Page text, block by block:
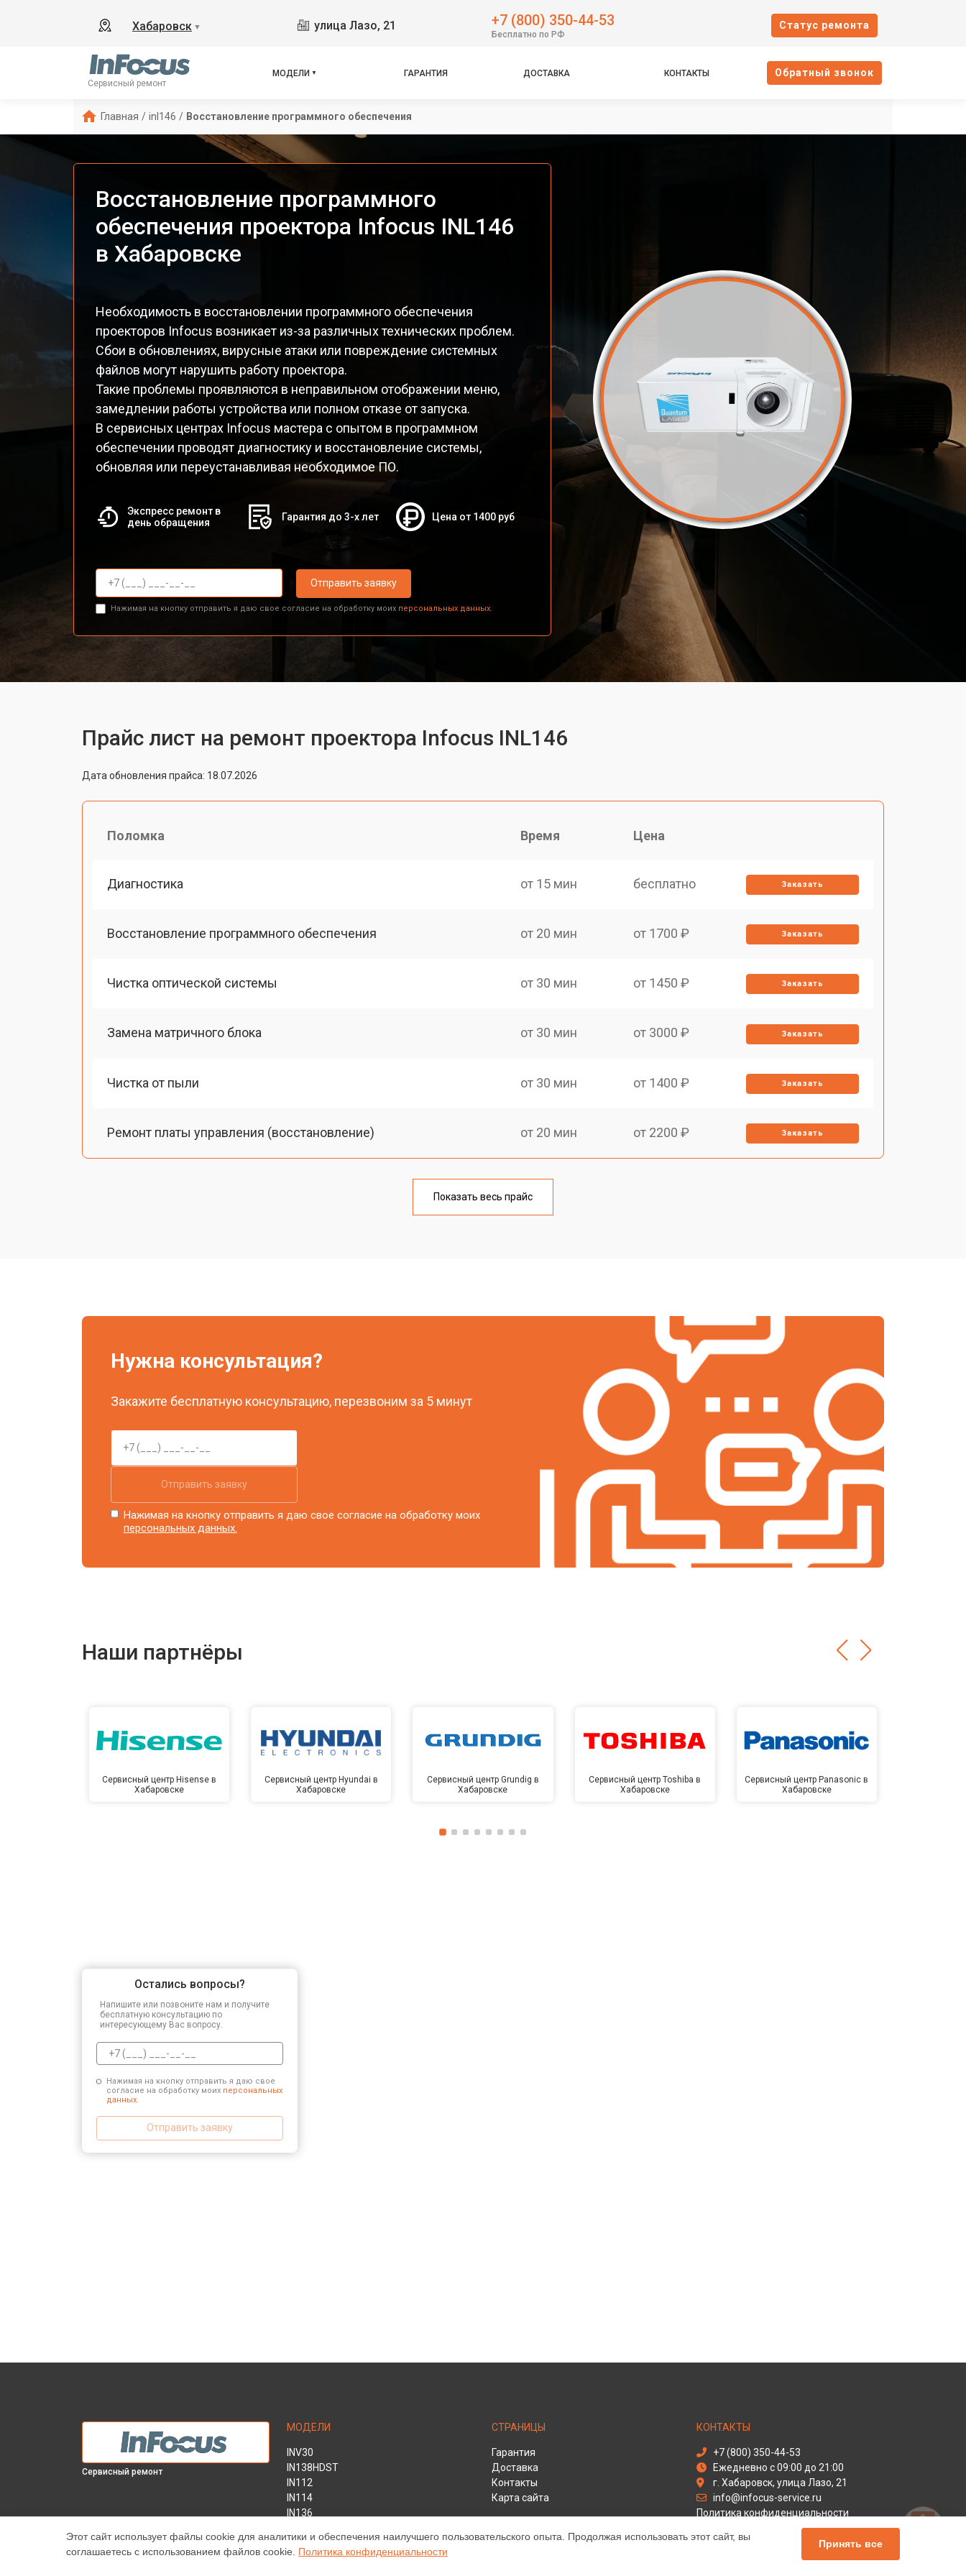
Хабаровск ▼ улица Лазо, 21 +7 (800) 350-44-53
Бесплатно по РФ
Cтатус ремонта
Сервисный ремонт
МОДЕЛИ ГАРАНТИЯ ДОСТАВКА КОНТАКТЫ Oбратный звонок
Главная / inl146 / Восстановление программного обеспечения
Восстановление программного
обеспечения проектора Infocus INL146
в Хабаровске
Необходимость в восстановлении программного обеспечения
проекторов Infocus возникает из-за различных технических проблем.
Сбои в обновлениях, вирусные атаки или повреждение системных
файлов могут нарушить работу проектора.
Такие проблемы проявляются в неправильном отображении меню,
замедлении работы устройства или полном отказе от запуска.
В сервисных центрах Infocus мастера с опытом в программном
обеспечении проводят диагностику и восстановление системы,
обновляя или переустанавливая необходимое ПО.
Экспресс ремонт в
день обращения
Гарантия до 3-х лет Цена от 1400 руб
Отправить заявку
Нажимая на кнопку отправить я даю свое согласие на обработку моих персональных данных.
Прайс лист на ремонт проектора Infocus INL146
Дата обновления прайса: 18.07.2026
Поломка Время Цена
Диагностика от 15 мин бесплатно Заказать
Восстановление программного обеспечения от 20 мин от 1700 ₽ Заказать
Чистка оптической системы от 30 мин от 1450 ₽ Заказать
Замена матричного блока от 30 мин от 3000 ₽ Заказать
Чистка от пыли от 30 мин от 1400 ₽ Заказать
Ремонт платы управления (восстановление) от 20 мин от 2200 ₽ Заказать
от 30 мин
от 2000 ₽
от 2000 ₽ Заказать
Замена блока розжига от 1900 ₽ Заказать
Показать весь прайс
Нужна консультация?
Закажите бесплатную консультацию, перезвоним за 5 минут
Отправить заявку
Нажимая на кнопку отправить я даю свое согласие на обработку моих
персональных данных.
Наши партнёры
Сервисный центр Hisense в
Хабаровске
Сервисный центр Hyundai в
Хабаровске
Сервисный центр Grundig в
Хабаровске
Сервисный центр Toshiba в
Хабаровске
Сервисный центр Panasonic в
Хабаровске
Остались вопросы?
Напишите или позвоните нам и получите
бесплатную консультацию по
интересующему Вас вопросу.
Нажимая на кнопку отправить я даю свое
согласие на обработку моих персональных
данных.
Отправить заявку
Сервисный ремонт
МОДЕЛИ
INV30
IN138HDST
IN112
IN114
IN136
IN1046
IN2138HD
СТРАНИЦЫ
Гарантия
Доставка
Контакты
Карта сайта
КОНТАКТЫ
+7 (800) 350-44-53
Ежедневно с 09:00 до 21:00
г. Хабаровск, улица Лазо, 21
info@infocus-service.ru
Политика конфиденциальности
Способы оплаты
Этот сайт использует файлы cookie для аналитики и обеспечения наилучшего пользовательского опыта. Продолжая использовать этот сайт, вы
соглашаетесь с использованием файлов cookie. Политика конфиденциальности
Принять все